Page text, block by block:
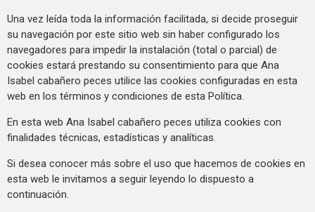
Una vez leída toda la información facilitada, si decide proseguir
su navegación por este sitio web sin haber configurado los
navegadores para impedir la instalación (total o parcial) de
cookies estará prestando su consentimiento para que Ana
Isabel cabañero peces utilice las cookies configuradas en esta
web en los términos y condiciones de esta Política.
En esta web Ana Isabel cabañero peces utiliza cookies con
finalidades técnicas, estadísticas y analíticas.
Si desea conocer más sobre el uso que hacemos de cookies en
esta web le invitamos a seguir leyendo lo dispuesto a
continuación.